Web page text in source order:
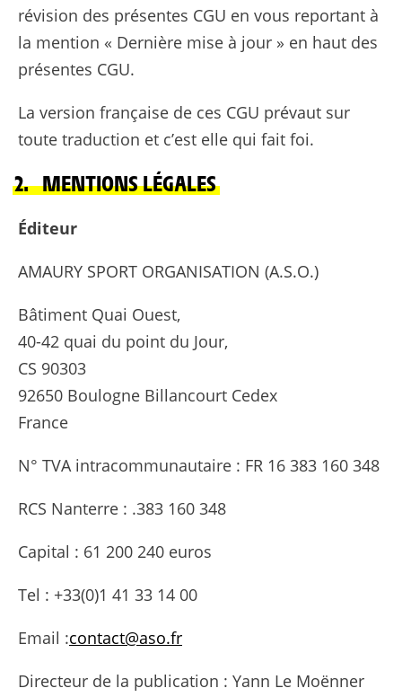
révision des présentes CGU en vous reportant à
la mention « Dernière mise à jour » en haut des
présentes CGU.
La version française de ces CGU prévaut sur
toute traduction et c’est elle qui fait foi.
2. MENTIONS LÉGALES
Éditeur
AMAURY SPORT ORGANISATION (A.S.O.)
Bâtiment Quai Ouest,
40-42 quai du point du Jour,
CS 90303
92650 Boulogne Billancourt Cedex
France
N° TVA intracommunautaire : FR 16 383 160 348
RCS Nanterre : .383 160 348
Capital : 61 200 240 euros
Tel : +33(0)1 41 33 14 00
Email :contact@aso.fr
Directeur de la publication : Yann Le Moënner